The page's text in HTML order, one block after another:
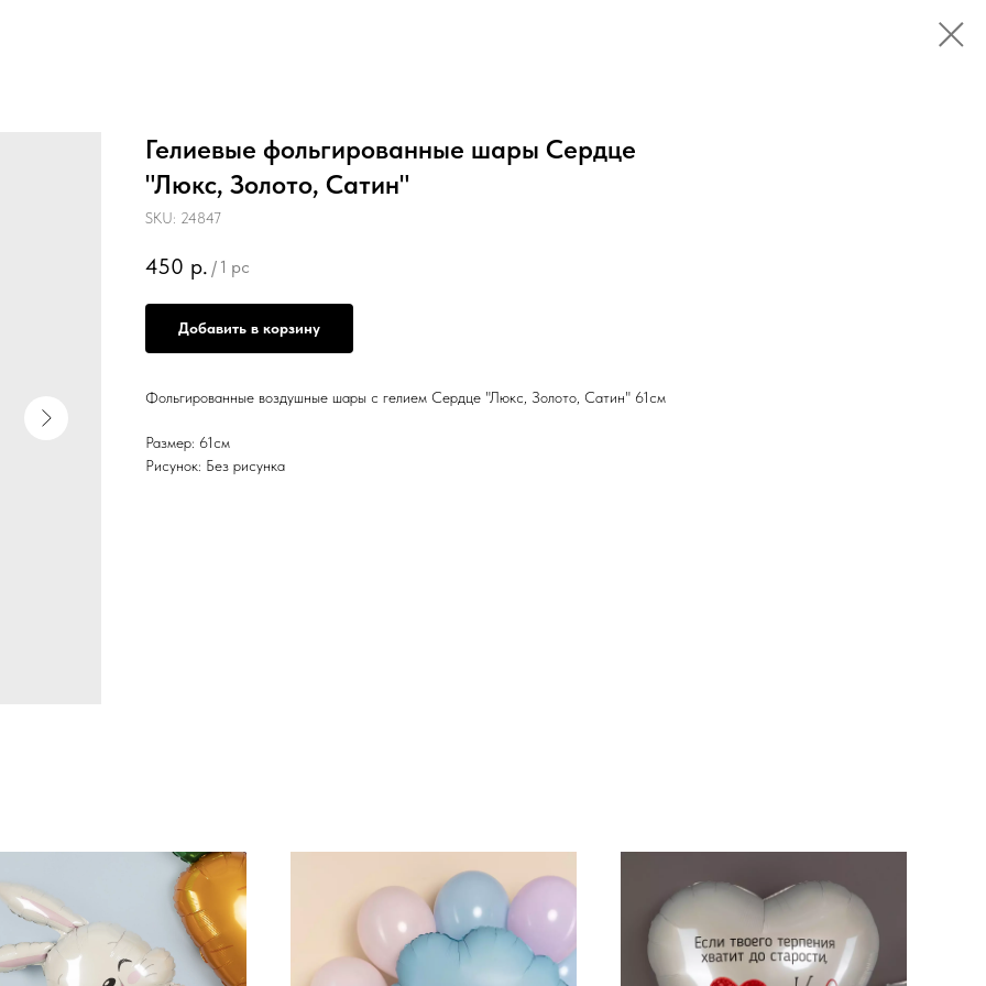
Гелиевые фольгированные шары Сердце
"Люкс, Золото, Сатин"
SKU: 24847
450 р. / 1 pc
Добавить в корзину
Фольгированные воздушные шары с гелием Сердце "Люкс, Золото, Сатин" 61см
Размер: 61см
Рисунок: Без рисунка